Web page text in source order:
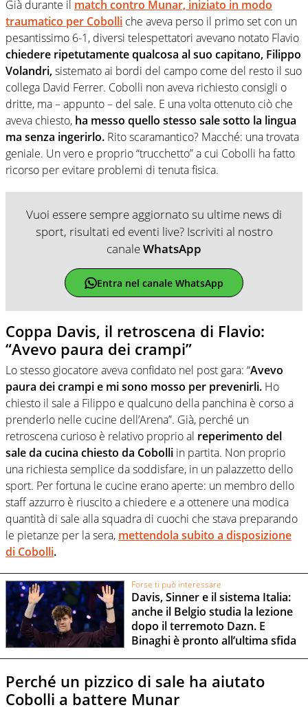
Già durante il match contro Munar, iniziato in modo
traumatico per Cobolli che aveva perso il primo set con un
pesantissimo 6-1, diversi telespettatori avevano notato Flavio
chiedere ripetutamente qualcosa al suo capitano, Filippo
Volandri,sistemato ai bordi del campo come del resto il suo
collega David Ferrer. Cobolli non aveva richiesto consigli o
dritte, ma – appunto – del sale. E una volta ottenuto ciò che
aveva chiesto, ha messo quello stesso sale sotto la lingua
ma senza ingerirlo. Rito scaramantico? Macché: una trovata
geniale. Un vero e proprio “trucchetto” a cui Cobolli ha fatto
ricorso per evitare problemi di tenuta fisica.
Vuoi essere sempre aggiornato su ultime news di
sport, risultati ed eventi live? Iscriviti al nostro
canaleWhatsApp
Entra nel canale WhatsApp
Coppa Davis, il retroscena di Flavio:
“Avevo paura dei crampi”
Lo stesso giocatore aveva confidato nel post gara: “Avevo
paura dei crampi e mi sono mosso per prevenirli. Ho
chiesto il sale a Filippo e qualcuno della panchina è corso a
prenderlo nelle cucine dell’Arena”. Già, perché un
retroscena curioso è relativo proprio al reperimento del
sale da cucina chiesto da Cobolli in partita. Non proprio
una richiesta semplice da soddisfare, in un palazzetto dello
sport. Per fortuna le cucine erano aperte: un membro dello
staff azzurro è riuscito a chiedere e a ottenere una modica
quantità di sale alla squadra di cuochi che stava preparando
le pietanze per la sera, mettendola subito a disposizione
di Cobolli.
Forse ti può interessare
Davis, Sinner e il sistema Italia:
anche il Belgio studia la lezione
dopo il terremoto Dazn. E
Binaghi è pronto all’ultima sfida
Perché un pizzico di sale ha aiutato
Cobolli a battere Munar